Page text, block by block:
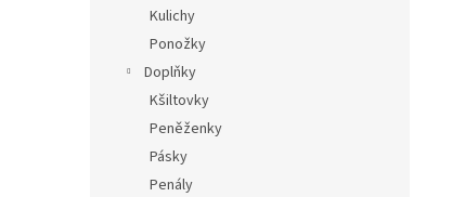
Kulichy
Ponožky
Doplňky
Kšiltovky
Peněženky
Pásky
Penály